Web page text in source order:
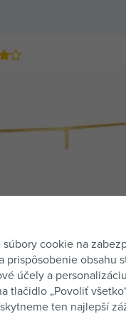
na kosu zahnutá -
násada na kosu z jaseňa
súbory cookie na
prispôsobenie obsahu
účely a
tlačidlo „Povoliť
ten najlepší